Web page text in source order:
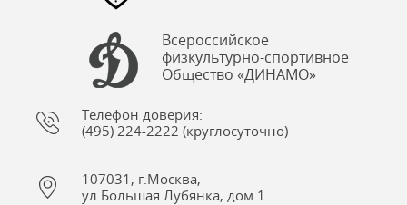
Всероссийское
физкультурно-спортивное
Общество «ДИНАМО»
Телефон доверия:
(495) 224-2222 (круглосуточно)
107031, г.Москва,
ул.Большая Лубянка, дом 1